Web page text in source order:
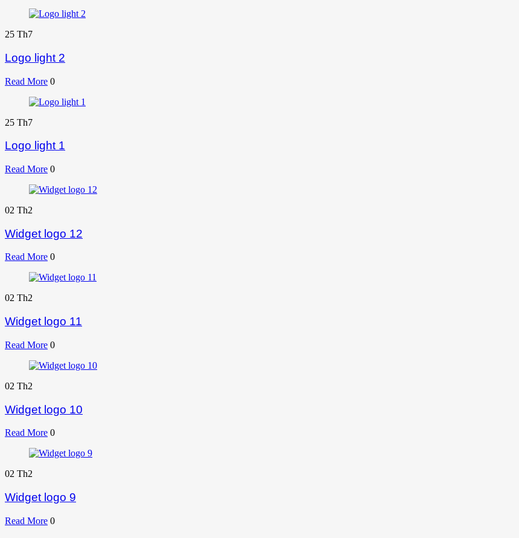
25 Th7
Logo light 2
Read More 0
25 Th7
Logo light 1
Read More 0
02 Th2
Widget logo 12
Read More 0
02 Th2
Widget logo 11
Read More 0
02 Th2
Widget logo 10
Read More 0
02 Th2
Widget logo 9
Read More 0